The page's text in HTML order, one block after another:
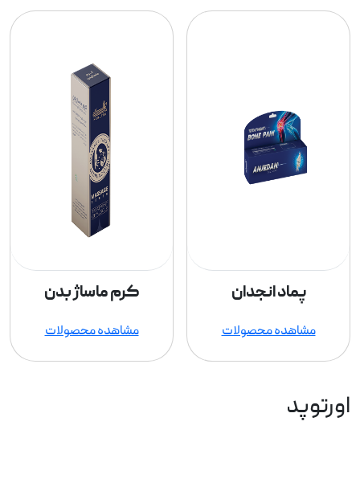
پماد انجدان
مشاهده محصولات
کرم ماساژ بدن
مشاهده محصولات
اورتوپد